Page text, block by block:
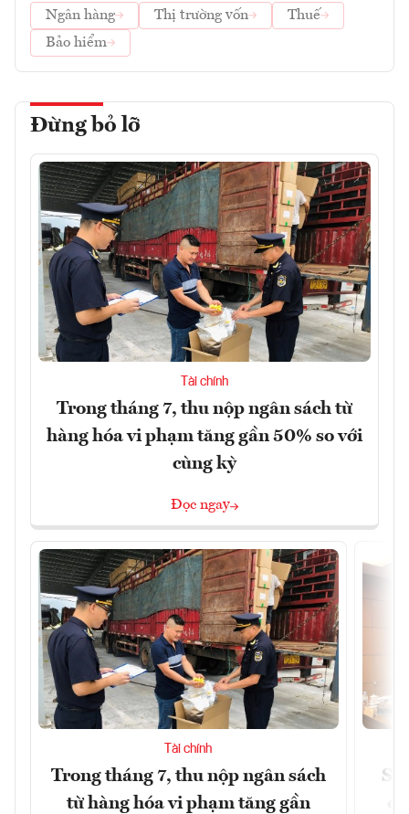
Ngân hàng
Thị trường vốn
Thuế
Bảo hiểm
Đừng bỏ lỡ
Tài chính
Trong tháng 7, thu nộp ngân sách từ
hàng hóa vi phạm tăng gần 50% so với
cùng kỳ
Đọc ngay
Tài chính
Trong tháng 7, thu nộp ngân sách
từ hàng hóa vi phạm tăng gần